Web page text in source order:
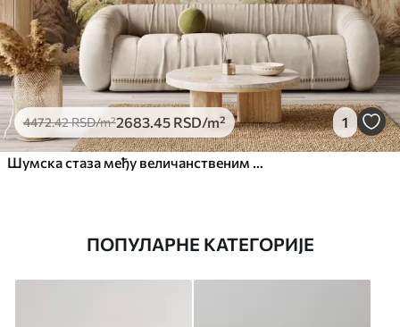
4472.42RSD/m²2683.45 RSD/m² 1
Шумска стаза међу величанственим дрвећем у акварелном стилу
ПОПУЛАРНЕ КАТЕГОРИЈЕ